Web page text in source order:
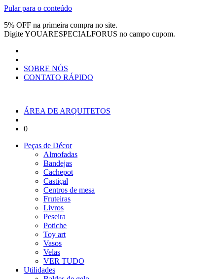
Pular para o conteúdo
5% OFF na primeira compra no site.
DigiteYOUARESPECIALFORUS no campo cupom.
SOBRE NÓS
CONTATO RÁPIDO
ÁREA DE ARQUITETOS
0
Peças de Décor
Almofadas
Bandejas
Cachepot
Castiçal
Centros de mesa
Fruteiras
Livros
Peseira
Potiche
Toy art
Vasos
Velas
VER TUDO
Utilidades